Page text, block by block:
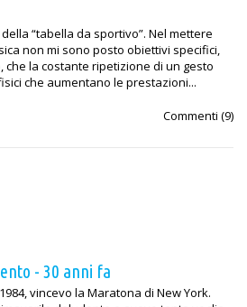
“tabella da sportivo”. Nel mettere
non mi sono posto obiettivi specifici,
che la costante ripetizione di un gesto
che aumentano le prestazioni...
Commenti (9)
- 30 anni fa
vincevo la Maratona di New York.